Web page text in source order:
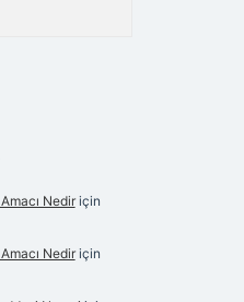
Nediriçin
Nediriçin